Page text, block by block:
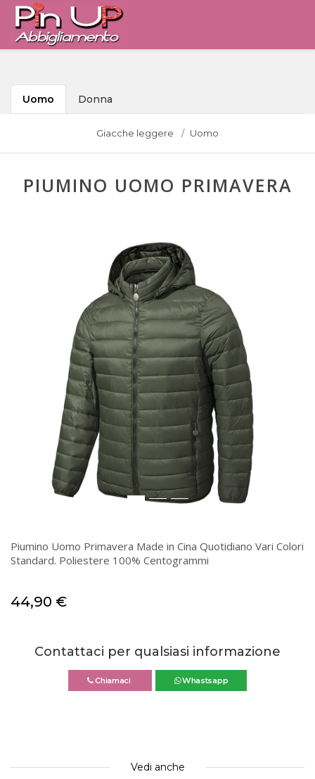
Uomo Donna
Giacche leggere Uomo
PIUMINO UOMO PRIMAVERA
Piumino Uomo Primavera Made in Cina Quotidiano Vari Colori
Standard. Poliestere 100% Centogrammi
44,90 €
Contattaci per qualsiasi informazione
Chiamaci Whastsapp
Vedi anche